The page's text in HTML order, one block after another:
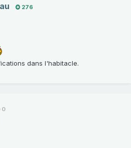
276
dans l'habitacle.
0